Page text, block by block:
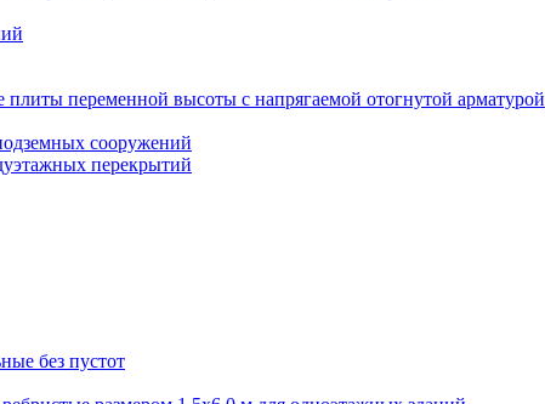
переменной высоты с напрягаемой отогнутой арматурой
сооружений
перекрытий
без пустот